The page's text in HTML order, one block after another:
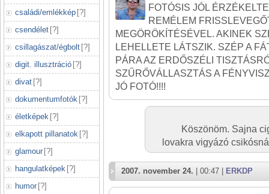
családi/emlékkép [?]
csendélet [?]
csillagászat/égbolt [?]
digit. illusztráció [?]
divat [?]
dokumentumfotók [?]
életképek [?]
elkapott pillanatok [?]
glamour [?]
hangulatképek [?]
humor [?]
FOTÓSIS JÓL
REMÉLEM
MEGÖRÖKÍTÉSÉVEL. AKINEK
LEHELLETE LÁTSZIK. SZÉP A
PÁRA AZ ERDŐSZÉLI
SZŰRŐVÁLLASZTÁS A
JÓ FOTÓ!!!!
Köszönöm. Sajna
lovakra vigyázó
2007. november 24. | 00:47 | ERKDP